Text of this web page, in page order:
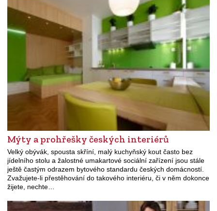
Mýty a prohřešky českých interiérů
Velký obývák, spousta skříní, malý kuchyňský kout často bez
jídelního stolu a žalostné umakartové sociální zařízení jsou stále
ještě častým odrazem bytového standardu českých domácností.
Zvažujete-li přestěhování do takového interiéru, či v něm dokonce
žijete, nechte…